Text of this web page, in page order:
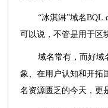
“冰淇淋”域名
可以说，不管是用于区
域名常有，而好域
象、在用户认知和开拓
名资源匮乏的今天，更